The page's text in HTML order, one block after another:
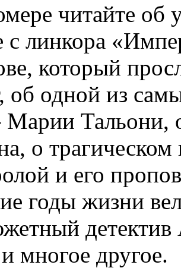
читайте об
с линкора
который
об одной из
Марии
о трагическом
и его
годы жизни
детектив
многое другое.